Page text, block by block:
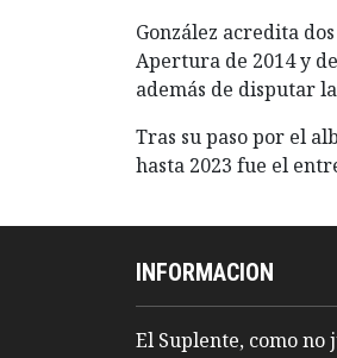
González acredita
Apertura de 2014 y
además de disputar
Tras su paso por el
hasta 2023 fue el
INFORMACION
El Suplente, como no